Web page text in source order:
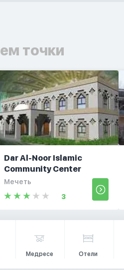
точки
Dar Al-Noor Islamic
Community Center
Мечеть
3
Медресе Отели